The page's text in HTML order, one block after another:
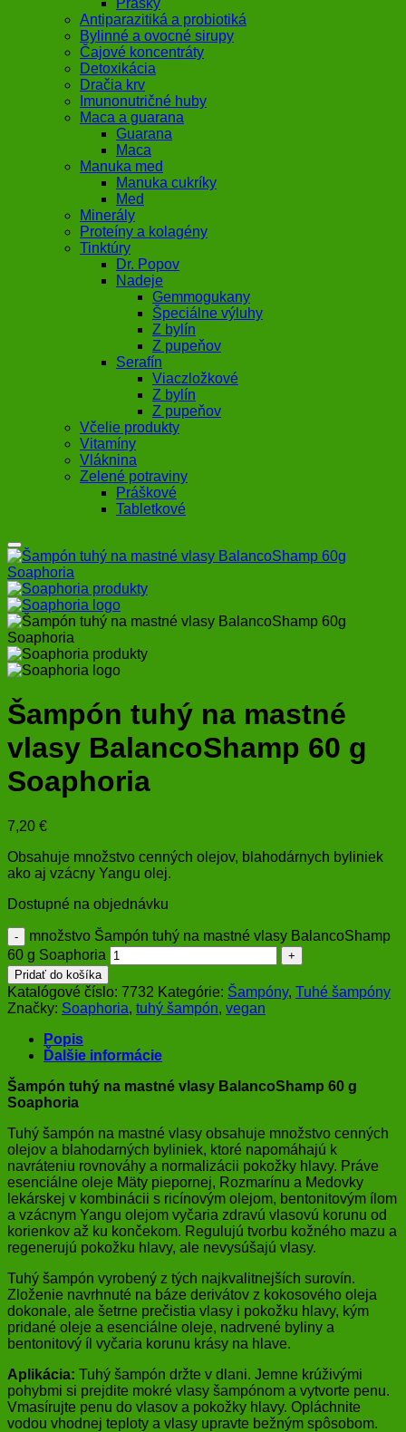
Prášky
Antiparazitiká a probiotiká
Bylinné a ovocné sirupy
Čajové koncentráty
Detoxikácia
Dračia krv
Imunonutričné huby
Maca a guarana
Guarana
Maca
Manuka med
Manuka cukríky
Med
Minerály
Proteíny a kolagény
Tinktúry
Dr. Popov
Nadeje
Gemmogukany
Špeciálne výluhy
Z bylín
Z pupeňov
Serafín
Viaczložkové
Z bylín
Z pupeňov
Včelie produkty
Vitamíny
Vláknina
Zelené potraviny
Práškové
Tabletkové
Šampón tuhý na mastné
vlasy BalancoShamp 60 g
Soaphoria
7,20 €
Obsahuje množstvo cenných olejov, blahodárnych byliniek
ako aj vzácny Yangu olej.
Dostupné na objednávku
množstvo Šampón tuhý na mastné vlasy BalancoShamp
60 g Soaphoria
Pridať do košíka
Katalógové číslo: 7732 Kategórie: Šampóny, Tuhé šampóny
Značky: Soaphoria, tuhý šampón, vegan
Popis
Ďalšie informácie
Šampón tuhý na mastné vlasy BalancoShamp 60 g
Soaphoria
Tuhý šampón na mastné vlasy obsahuje množstvo cenných
olejov a blahodarných byliniek, ktoré napomáhajú k
navráteniu rovnováhy a normalizácii pokožky hlavy. Práve
esenciálne oleje Mäty piepornej, Rozmarínu a Medovky
lekárskej v kombinácii s ricínovým olejom, bentonitovým ílom
a vzácnym Yangu olejom vyčaria zdravú vlasovú korunu od
korienkov až ku končekom. Regulujú tvorbu kožného mazu a
regenerujú pokožku hlavy, ale nevysúšajú vlasy.
Tuhý šampón vyrobený z tých najkvalitnejších surovín.
Zloženie navrhnuté na báze derivátov z kokosového oleja
dokonale, ale šetrne prečistia vlasy i pokožku hlavy, kým
pridané oleje a esenciálne oleje, nadrvené byliny a
bentonitový íl vyčaria korunu krásy na hlave.
Aplikácia: Tuhý šampón držte v dlani. Jemne krúživými
pohybmi si prejdite mokré vlasy šampónom a vytvorte penu.
Vmasírujte penu do vlasov a pokožky hlavy. Opláchnite
vodou vhodnej teploty a vlasy upravte bežným spôsobom.